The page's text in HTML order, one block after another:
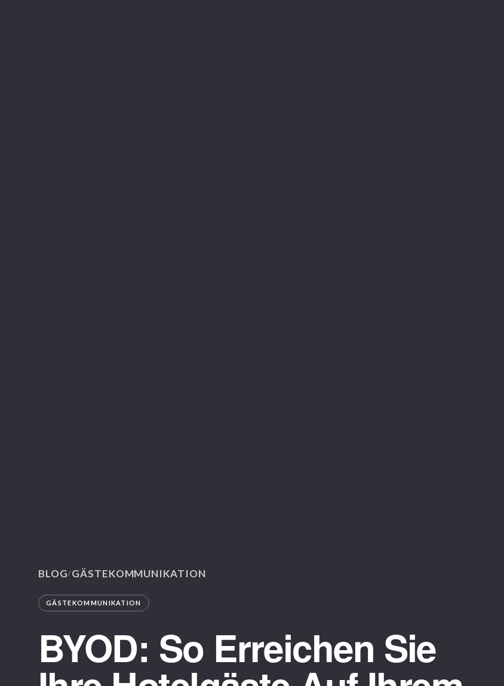
BLOG/GÄSTEKOMMUNIKATION
GÄSTEKOMMUNIKATION
BYOD: So Erreichen Sie